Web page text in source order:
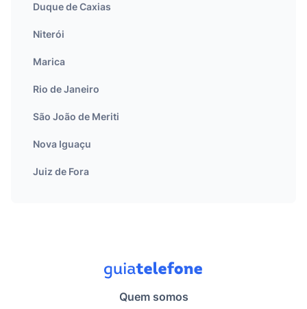
Duque de Caxias
Niterói
Marica
Rio de Janeiro
São João de Meriti
Nova Iguaçu
Juiz de Fora
Quem somos